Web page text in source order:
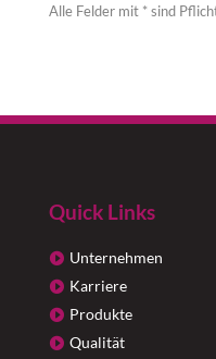
Alle Felder mit * sind
Quick Links
Unternehmen
Karriere
Produkte
Qualität